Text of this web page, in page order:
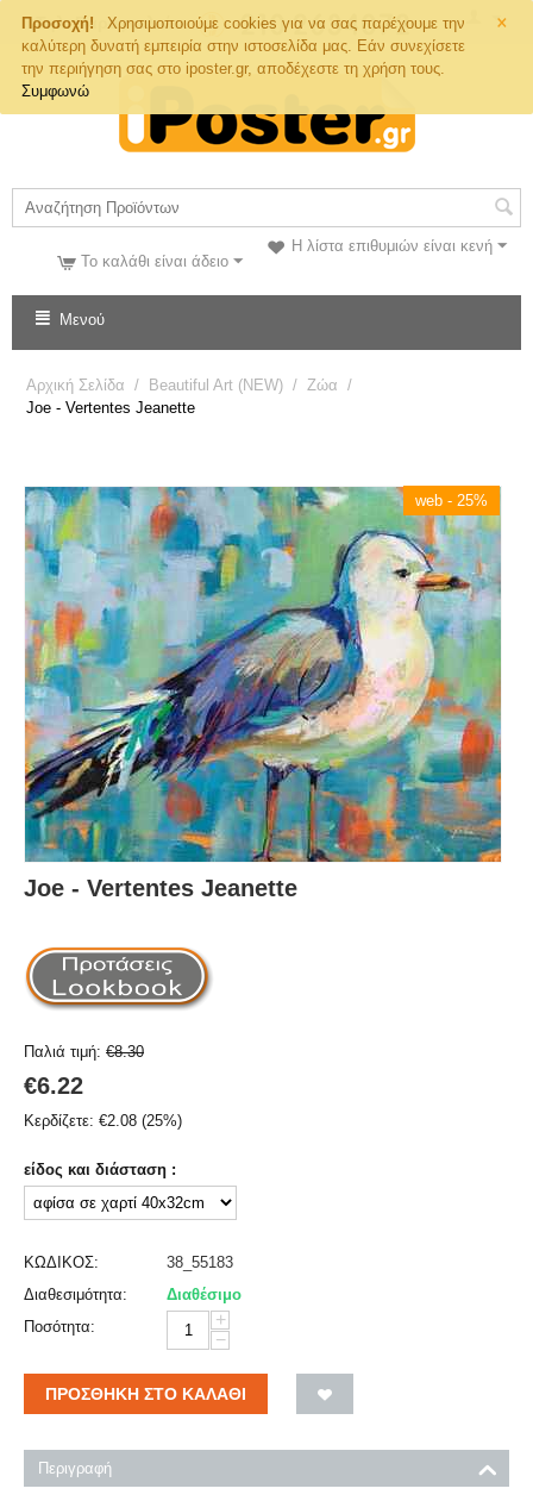
×
Προσοχή!
Χρησιμοποιούμε cookies για να σας παρέχουμε την
καλύτερη δυνατή εμπειρία στην ιστοσελίδα μας. Εάν συνεχίσετε
την περιήγηση σας στο iposter.gr, αποδέχεστε τη χρήση τους.
Συμφωνώ
Τηλ. Παραγγελιών
Η λίστα επιθυμιών είναι κενή
Το καλάθι είναι άδειο
Μενού
Αρχική Σελίδα / Beautiful Art (NEW) / Ζώα /
Joe - Vertentes Jeanette
web - 25%
Joe - Vertentes Jeanette
Παλιά τιμή: €8.30
€6.22
Κερδίζετε: €2.08 (25%)
είδος και διάσταση :
ΚΩΔΙΚΟΣ:
38_55183
Διαθεσιμότητα:
Διαθέσιμο
Ποσότητα:
+
−
ΠΡΟΣΘΉΚΗ ΣΤΟ ΚΑΛΆΘΙ
Περιγραφή